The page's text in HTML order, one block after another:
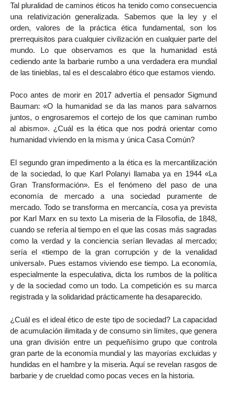
Tal pluralidad de caminos éticos ha tenido como consecuencia
una relativización generalizada. Sabemos que la ley y el
orden, valores de la práctica ética fundamental, son los
prerrequisitos para cualquier civilización en cualquier parte del
mundo. Lo que observamos es que la humanidad está
cediendo ante la barbarie rumbo a una verdadera era mundial
de las tinieblas, tal es el descalabro ético que estamos viendo.
Poco antes de morir en 2017 advertía el pensador Sigmund
Bauman: «O la humanidad se da las manos para salvarnos
juntos, o engrosaremos el cortejo de los que caminan rumbo
al abismo». ¿Cuál es la ética que nos podrá orientar como
humanidad viviendo en la misma y única Casa Común?
El segundo gran impedimento a la ética es la mercantilización
de la sociedad, lo que Karl Polanyi llamaba ya en 1944 «La
Gran Transformación». Es el fenómeno del paso de una
economía de mercado a una sociedad puramente de
mercado. Todo se transforma en mercancía, cosa ya prevista
por Karl Marx en su texto La miseria de la Filosofía, de 1848,
cuando se refería al tiempo en el que las cosas más sagradas
como la verdad y la conciencia serían llevadas al mercado;
sería el «tiempo de la gran corrupción y de la venalidad
universal». Pues estamos viviendo ese tiempo. La economía,
especialmente la especulativa, dicta los rumbos de la política
y de la sociedad como un todo. La competición es su marca
registrada y la solidaridad prácticamente ha desaparecido.
¿Cuál es el ideal ético de este tipo de sociedad? La capacidad
de acumulación ilimitada y de consumo sin límites, que genera
una gran división entre un pequeñísimo grupo que controla
gran parte de la economía mundial y las mayorías excluidas y
hundidas en el hambre y la miseria. Aquí se revelan rasgos de
barbarie y de crueldad como pocas veces en la historia.